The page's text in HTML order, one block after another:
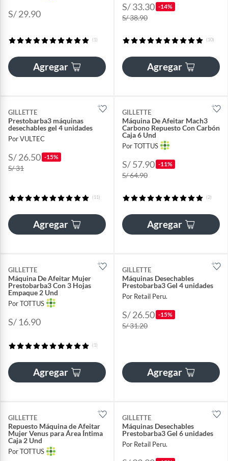
S/ 29.90
(1)
Agregar
S/ 33.30 -14%
S/ 38.90
(10)
Agregar
GILLETTE
Prestobarba3 máquinas
desechables gel 4 unidades
Por VULTEC
S/ 26.50 -15%
S/ 31
(11)
Agregar
GILLETTE
Máquina De Afeitar Mach3
Carbono Repuesto Con Carbón
Caja 6 Und
Por TOTTUS
S/ 57.90 -11%
S/ 64.90
(2)
Agregar
GILLETTE
Máquina De Afeitar Mujer
Prestobarba3 Con 3 Hojas
Empaque 2 Und
Por TOTTUS
S/ 16.90
(1)
Agregar
GILLETTE
Máquinas Desechables
Prestobarba3 Gel 4 unidades
Por Retail Peru.
S/ 26.50 -15%
S/ 31.20
Agregar
GILLETTE
Repuesto Máquina de Afeitar
Mujer Venus para Área Íntima
Caja 2 Und
Por TOTTUS
GILLETTE
Máquinas Desechables
Prestobarba3 Gel 6 unidades
Por Retail Peru.